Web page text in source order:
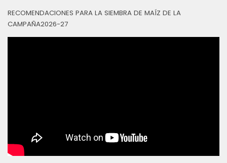
RECOMENDACIONES PARA LA SIEMBRA DE MAÍZ DE LA
CAMPAÑA2026-27